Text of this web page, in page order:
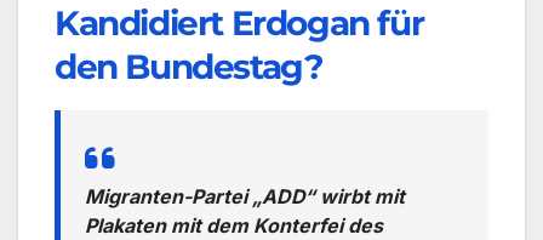
Kandidiert Erdogan für
den Bundestag?
Migranten-Partei „ADD“ wirbt mit
Plakaten mit dem Konterfei des